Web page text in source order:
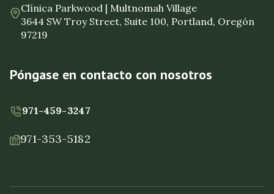
Clínica Parkwood | Multnomah Village
3644 SW Troy Street, Suite 100, Portland, Oregón
97219
Póngase en contacto con nosotros
971-459-3247
971-353-5182